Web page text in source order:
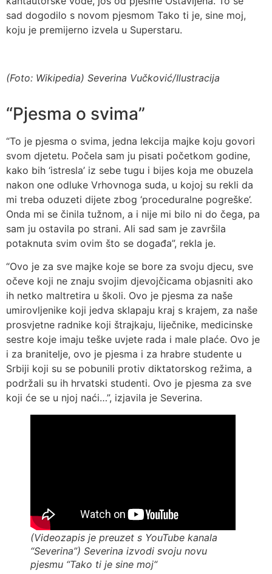
sad dogodilo s novom pjesmom Tako ti je, sine moj,
koju je premijerno izvela u Superstaru.
(Foto: Wikipedia) Severina Vučković/Ilustracija
“Pjesma o svima”
“To je pjesma o svima, jedna lekcija majke koju govori
svom djetetu. Počela sam ju pisati početkom godine,
kako bih ‘istresla’ iz sebe tugu i bijes koja me obuzela
nakon one odluke Vrhovnoga suda, u kojoj su rekli da
mi treba oduzeti dijete zbog ‘proceduralne pogreške’.
Onda mi se činila tužnom, a i nije mi bilo ni do čega, pa
sam ju ostavila po strani. Ali sad sam je završila
potaknuta svim ovim što se događa”, rekla je.
“Ovo je za sve majke koje se bore za svoju djecu, sve
očeve koji ne znaju svojim djevojčicama objasniti ako
ih netko maltretira u školi. Ovo je pjesma za naše
umirovljenike koji jedva sklapaju kraj s krajem, za naše
prosvjetne radnike koji štrajkaju, liječnike, medicinske
sestre koje imaju teške uvjete rada i male plaće. Ovo je
i za branitelje, ovo je pjesma i za hrabre studente u
Srbiji koji su se pobunili protiv diktatorskog režima, a
podržali su ih hrvatski studenti. Ovo je pjesma za sve
koji će se u njoj naći…”, izjavila je Severina.
(Videozapis je preuzet s YouTube kanala
“Severina”) Severina izvodi svoju novu
pjesmu “Tako ti je sine moj“